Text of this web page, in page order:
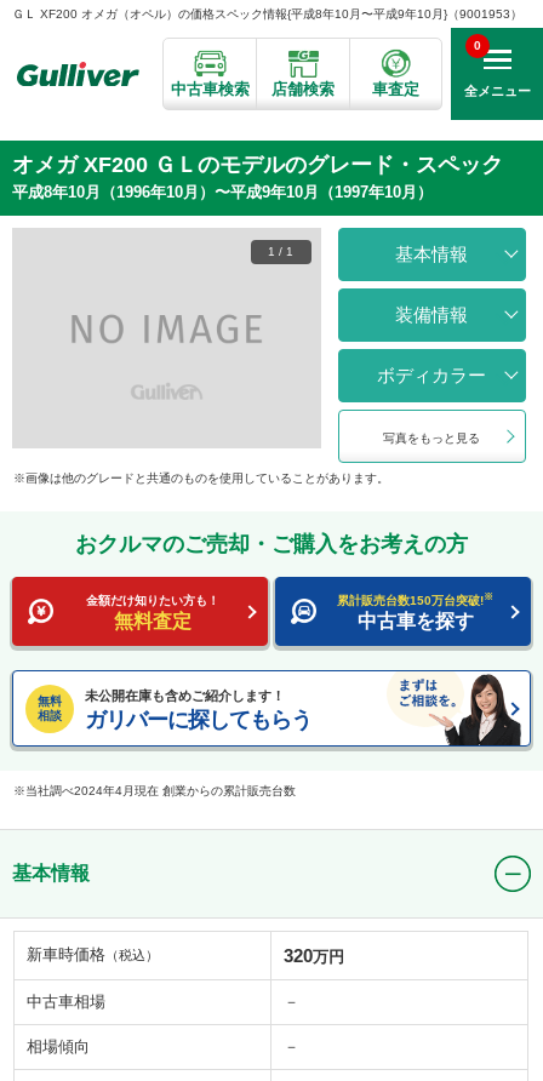
ＧＬ XF200 オメガ（オペル）の価格スペック情報{平成8年10月〜平成9年10月}（9001953）
中古車検索 店舗検索 車査定 全メニュー
0
オメガ XF200 ＧＬのモデルのグレード・スペック
平成8年10月（1996年10月）〜平成9年10月（1997年10月）
1 / 1 基本情報
装備情報
ボディカラー
写真をもっと見る
画像は他のグレードと共通のものを使用していることがあります。
おクルマのご売却・ご購入をお考えの方
金額だけ知りたい方も！
無料査定
累計販売台数150万台突破!※
中古車を探す
無料
相談
未公開在庫も含めご紹介します！
ガリバーに探してもらう
当社調べ2024年4月現在 創業からの累計販売台数
基本情報
新車時価格 （税込） 320万円
中古車相場 －
相場傾向 －